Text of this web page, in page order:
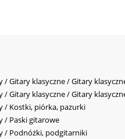
/ Gitary klasyczne / Gitary
/ Gitary klasyczne / Gitary
/ Kostki, piórka, pazurki
/ Paski gitarowe
/ Podnóżki, podgitarniki